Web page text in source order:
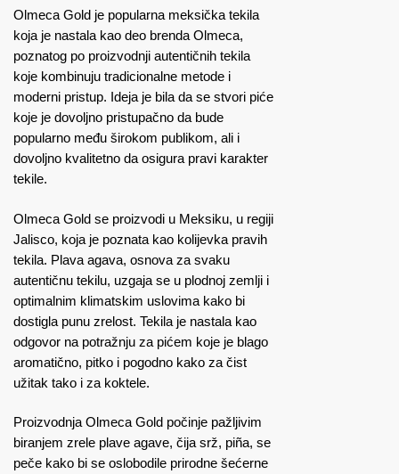
Olmeca Gold je popularna meksička tekila
koja je nastala kao deo brenda Olmeca,
poznatog po proizvodnji autentičnih tekila
koje kombinuju tradicionalne metode i
moderni pristup. Ideja je bila da se stvori piće
koje je dovoljno pristupačno da bude
popularno među širokom publikom, ali i
dovoljno kvalitetno da osigura pravi karakter
tekile.
Olmeca Gold se proizvodi u Meksiku, u regiji
Jalisco, koja je poznata kao kolijevka pravih
tekila. Plava agava, osnova za svaku
autentičnu tekilu, uzgaja se u plodnoj zemlji i
optimalnim klimatskim uslovima kako bi
dostigla punu zrelost. Tekila je nastala kao
odgovor na potražnju za pićem koje je blago
aromatično, pitko i pogodno kako za čist
užitak tako i za koktele.
Proizvodnja Olmeca Gold počinje pažljivim
biranjem zrele plave agave, čija srž, piña, se
peče kako bi se oslobodile prirodne šećerne